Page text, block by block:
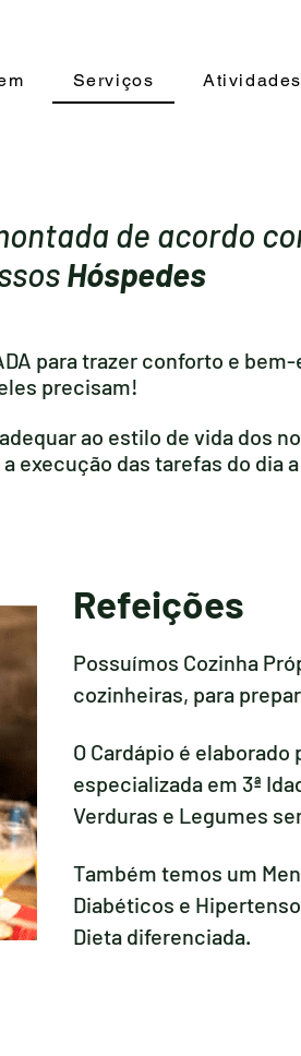
Serviços Atividades
de acordo
Hóspedes
para trazer conforto e
precisam!
ao estilo de vida dos
execução das tarefas do dia
Refeições
Possuímos Cozinha
cozinheiras, para
O Cardápio é
especializada em 3ª
Verduras e Legumes
Também temos um
Diabéticos e
Dieta diferenciada.